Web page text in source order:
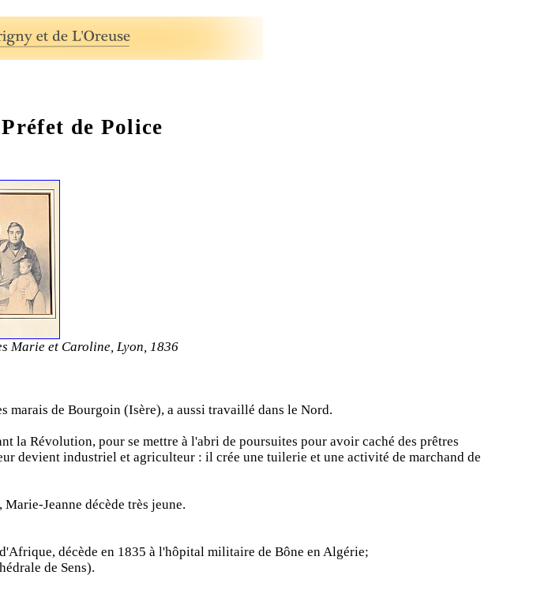
de Police
Marie et Caroline, Lyon, 1836
marais de Bourgoin (Isère), a aussi travaillé dans le Nord.
la Révolution, pour se mettre à l'abri de poursuites pour avoir caché des prêtres
devient industriel et agriculteur : il crée une tuilerie et une activité de marchand de
Jeanne décède très jeune.
décède en 1835 à l'hôpital militaire de Bône en Algérie;
de Sens).